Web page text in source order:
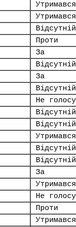
Утримався
Утримався
Відсутній
Проти
За
Відсутній
За
Відсутній
Не
Відсутній
Відсутній
Утримався
Відсутній
Відсутній
За
Утримався
Не
Проти
Утримався